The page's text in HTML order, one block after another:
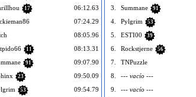
17
06:12.63
07:24.29
08:05.96
11
08:13.31
91
09:07.90
23
09:50.09
53
09:54.79
3.
Summane 91
4.
Pylgrim 53
5.
ESTI00 39
6.
Rockstjerne 56
7.
TNPuzzle
8.
--- vacío ---
9.
--- vacío ---